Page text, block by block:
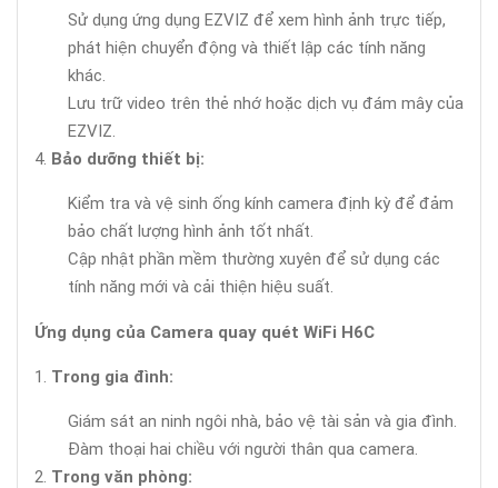
Sử dụng ứng dụng EZVIZ để xem hình ảnh trực tiếp,
phát hiện chuyển động và thiết lập các tính năng
khác.
Lưu trữ video trên thẻ nhớ hoặc dịch vụ đám mây của
EZVIZ.
Bảo dưỡng thiết bị:
Kiểm tra và vệ sinh ống kính camera định kỳ để đảm
bảo chất lượng hình ảnh tốt nhất.
Cập nhật phần mềm thường xuyên để sử dụng các
tính năng mới và cải thiện hiệu suất.
Ứng dụng của Camera quay quét WiFi H6C
Trong gia đình:
Giám sát an ninh ngôi nhà, bảo vệ tài sản và gia đình.
Đàm thoại hai chiều với người thân qua camera.
Trong văn phòng: